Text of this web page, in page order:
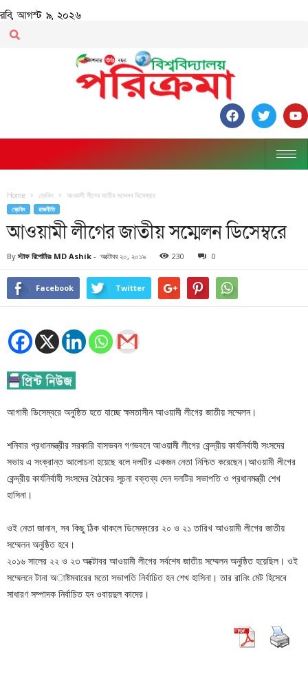
রবি, আগস্ট ৯, ২০২৬
Home ব্রেকিং আওয়ামী লীগের জাতীয় সম্মেলন ডিসেম্বরে
ব্রেকিং রাজনীতি
আওয়ামী লীগের জাতীয় সম্মেলন ডিসেম্বরে
By স্টাফ রিপোর্টারঃ MD Ashik - অক্টোবর ২০, ২০১৯ 230 0
Facebook Twitter
আগামী ডিসেম্বরে অনুষ্ঠিত হতে যাচ্ছে ক্ষমতাসীন আওয়ামী লীগের জাতীয় সম্মেলন।
শনিবার প্রধানমন্ত্রীর সরকারি বাসভবন গণভবনে আওয়ামী লীগের কেন্দ্রীয় কার্যনির্বাহী সংসদের
সভায় এ সংক্রান্ত আলোচনা হয়েছে বলে দলটির একজন নেতা নিশ্চিত করেছেন।আওয়ামী লীগের
কেন্দ্রীয় কার্যনির্বাহী সংসদের বৈঠকের সূচনা বক্তব্য দেন দলটির সভাপতি ও প্রধানমন্ত্রী শেখ
হাসিনা।
ওই নেতা জানান, সব কিছু ঠিক থাকলে ডিসেম্বরের ২০ ও ২১ তারিখ আওয়ামী লীগের জাতীয়
সম্মেলন অনুষ্ঠিত হবে।
২০১৬ সালের ২২ ও ২৩ অক্টোবর আওয়ামী লীগের সর্বশেষ জাতীয় সম্মেলন অনুষ্ঠিত হয়েছিল। ওই
সম্মেলনে টানা অাষ্টমবারের মতো সভাপতি নির্বাচিত হন শেখ হাসিনা। তার রানিং মেট হিসেবে
সাধারণ সম্পাদক নির্বাচিত হন ওবায়দুল কাদের।